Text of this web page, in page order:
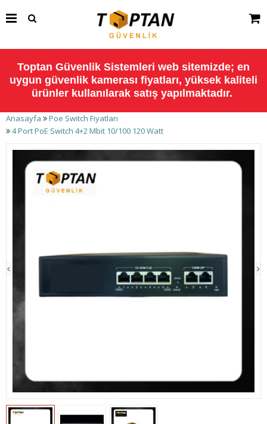
Toptan Güvenlik Sistemleri web sitemizde; en
uygun güvenlik kamerası fiyatları, yüksek kaliteli
ürünler kullanılarak satış yapılmaktadır.
Anasayfa
Poe Switch Fiyatları
4 Port PoE Switch 4+2 Mbit 10/100 120 Watt